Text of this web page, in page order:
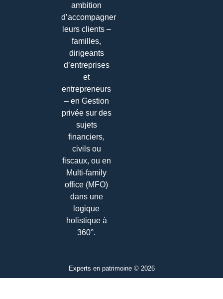
ambition
d’accompagner
leurs clients –
familles,
dirigeants
d’entreprises
et
entrepreneurs
– en Gestion
privée sur des
sujets
financiers,
civils ou
fiscaux, ou en
Multi-family
office (MFO)
dans une
logique
holistique à
360°.
Experts en patrimoine © 2026